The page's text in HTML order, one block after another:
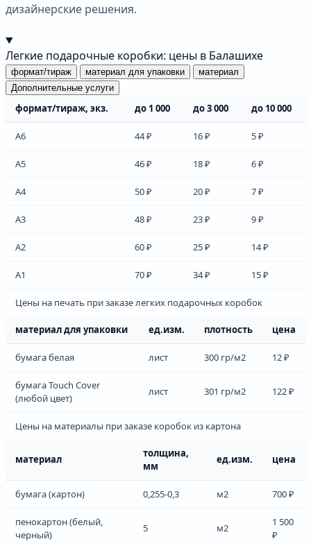
дизайнерские решения.
Легкие подарочные коробки: цены в Балашихе
формат/тираж материал для упаковки
материал
Дополнительные услуги
формат/тираж, экз. до 1 000 до 3 000 до 10 000
А6 44 ₽ 16 ₽ 5 ₽
А5 46 ₽ 18 ₽ 6 ₽
А4 50 ₽ 20 ₽ 7 ₽
А3 48 ₽ 23 ₽ 9 ₽
А2 60 ₽ 25 ₽ 14 ₽
А1 70 ₽ 34 ₽ 15 ₽
Цены на печать при заказе легких подарочных коробок
материал для упаковки ед.изм. плотность цена
бумага белая лист 300 гр/м2 12 ₽
бумага Touch Cover
(любой цвет)
лист 301 гр/м2 122 ₽
Цены на материалы при заказе коробок из картона
материал
толщина,
мм
ед.изм. цена
бумага (картон) 0,255-0,3 м2 700 ₽
пенокартон (белый,
черный)
5 м2
1 500
₽